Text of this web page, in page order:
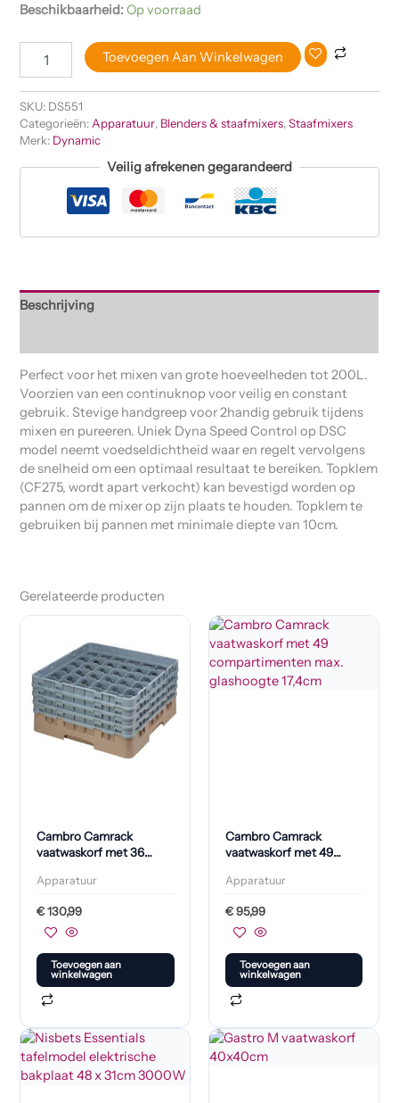
Beschikbaarheid:Op voorraad
Toevoegen Aan Winkelwagen
SKU: DS551
Categorieën: Apparatuur, Blenders & staafmixers,Staafmixers
Merk: Dynamic
Veilig afrekenen gegarandeerd
Beschrijving
Perfect voor het mixen van grote hoeveelheden tot 200L.
Voorzien van een continuknop voor veilig en constant
gebruik. Stevige handgreep voor 2handig gebruik tijdens
mixen en pureeren. Uniek Dyna Speed Control op DSC
model neemt voedseldichtheid waar en regelt vervolgens
de snelheid om een optimaal resultaat te bereiken. Topklem
(CF275, wordt apart verkocht) kan bevestigd worden op
pannen om de mixer op zijn plaats te houden. Topklem te
gebruiken bij pannen met minimale diepte van 10cm.
Gerelateerde producten
Cambro Camrack
vaatwaskorf met 36
glashoogte 21,5cm
Apparatuur
€130,99
Toevoegen aan
winkelwagen
Cambro Camrack
vaatwaskorf met 49
glashoogte 17,4cm
Apparatuur
€95,99
Toevoegen aan
winkelwagen